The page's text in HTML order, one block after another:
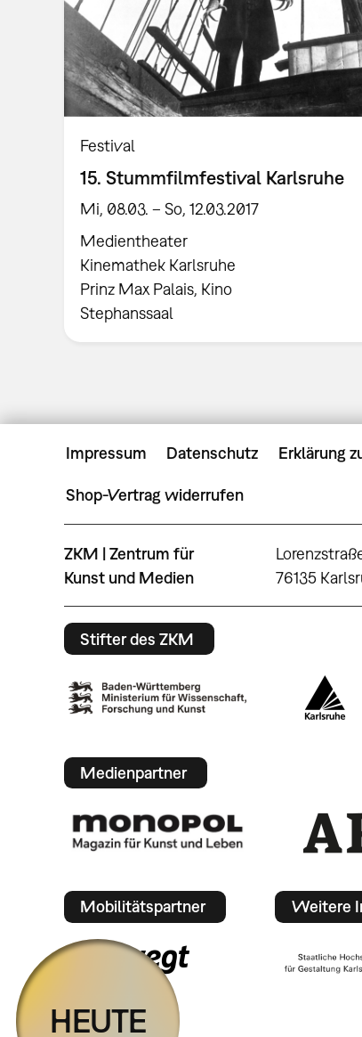
Festival
15. Stummfilmfestival Karlsruhe
Mi, 08.03. – So, 12.03.2017
Medientheater
Kinemathek Karlsruhe
Prinz Max Palais, Kino
Stephanssaal
Impressum Datenschutz Erklärung
Shop-Vertrag widerrufen
ZKM | Zentrum für
Kunst und Medien
76135
Stifter des ZKM
Medienpartner
Mobilitätspartner Weitere
HEUTE